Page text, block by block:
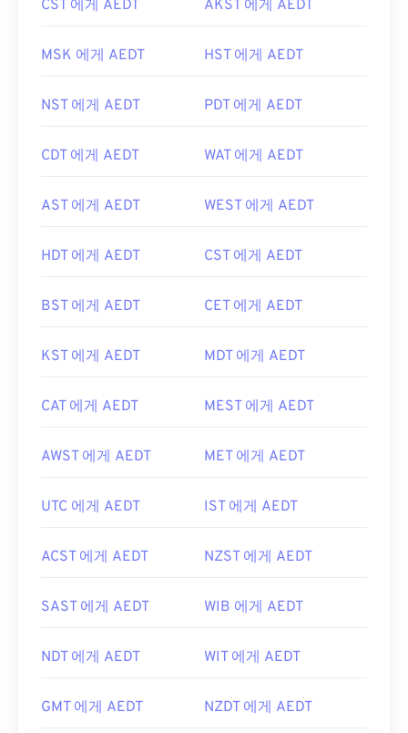
CST 에게 AEDT AKST 에게 AEDT
MSK 에게 AEDT HST 에게 AEDT
NST 에게 AEDT PDT 에게 AEDT
CDT 에게 AEDT WAT 에게 AEDT
AST 에게 AEDT WEST 에게 AEDT
HDT 에게 AEDT CST 에게 AEDT
BST 에게 AEDT CET 에게 AEDT
KST 에게 AEDT MDT 에게 AEDT
CAT 에게 AEDT MEST 에게 AEDT
AWST 에게 AEDT MET 에게 AEDT
UTC 에게 AEDT IST 에게 AEDT
ACST 에게 AEDT NZST 에게 AEDT
SAST 에게 AEDT WIB 에게 AEDT
NDT 에게 AEDT WIT 에게 AEDT
GMT 에게 AEDT NZDT 에게 AEDT